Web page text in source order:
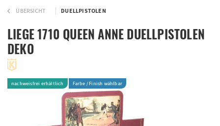
ÜBERSICHT DUELLPISTOLEN
LIEGE 1710 QUEEN ANNE DUELLPISTOLEN
DEKO
nachweisfrei erhältlich Farbe / Finish wählbar